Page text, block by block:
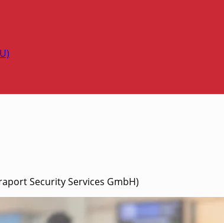
Secu­ri­ty Ser­vices GmbH)